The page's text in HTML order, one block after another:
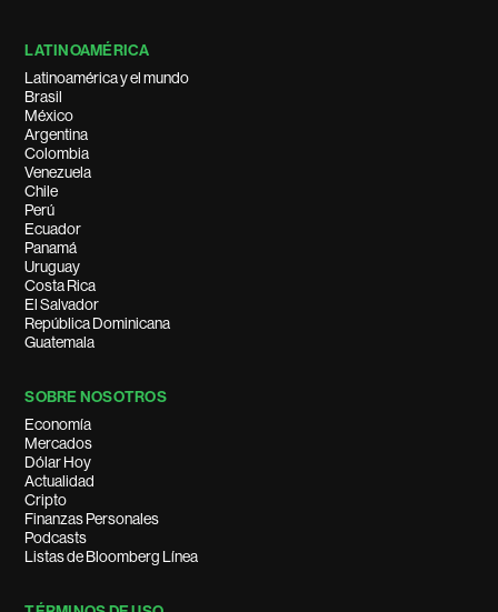
LATINOAMÉRICA
Latinoamérica y el mundo
Brasil
México
Argentina
Colombia
Venezuela
Chile
Perú
Ecuador
Panamá
Uruguay
Costa Rica
El Salvador
República Dominicana
Guatemala
SOBRE NOSOTROS
Economía
Mercados
Dólar Hoy
Actualidad
Cripto
Finanzas Personales
Podcasts
Listas de Bloomberg Línea